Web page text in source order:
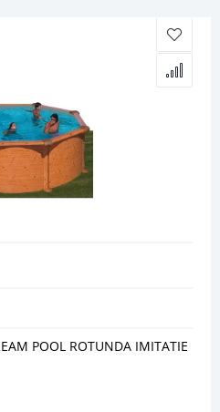
POOL ROTUNDA IMITATIE